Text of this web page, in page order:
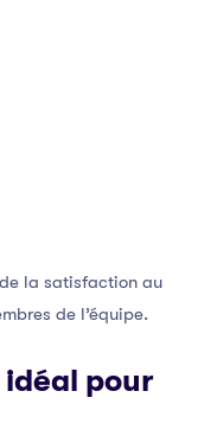
la satisfaction au
de l’équipe.
idéal pour